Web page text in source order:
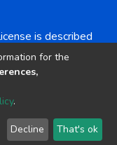
is described
NonCommercial-
2026 LYRASIS
Send Feedback
for the
.
Decline That's ok